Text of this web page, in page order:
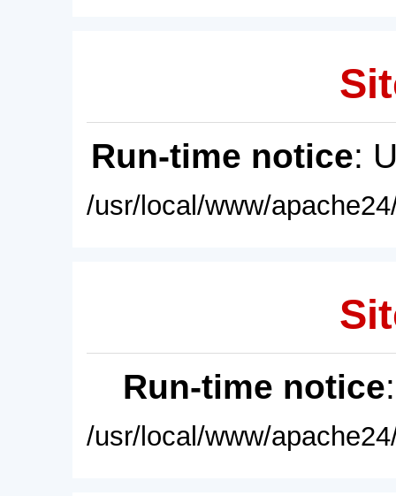
Run-time notice:
/usr/local/www/
Run-time notice
/usr/local/www/